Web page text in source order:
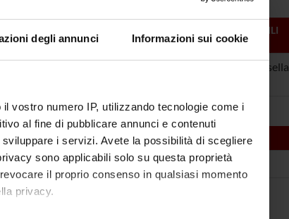
degli annunci Informazioni sui cookie
vostro numero IP, utilizzando tecnologie come i
al fine di pubblicare annunci e contenuti
i servizi. Avete la possibilità di scegliere
sono applicabili solo su questa proprietà
il proprio consenso in qualsiasi momento
privacy.
RESPONSABILI
Michele Tansella